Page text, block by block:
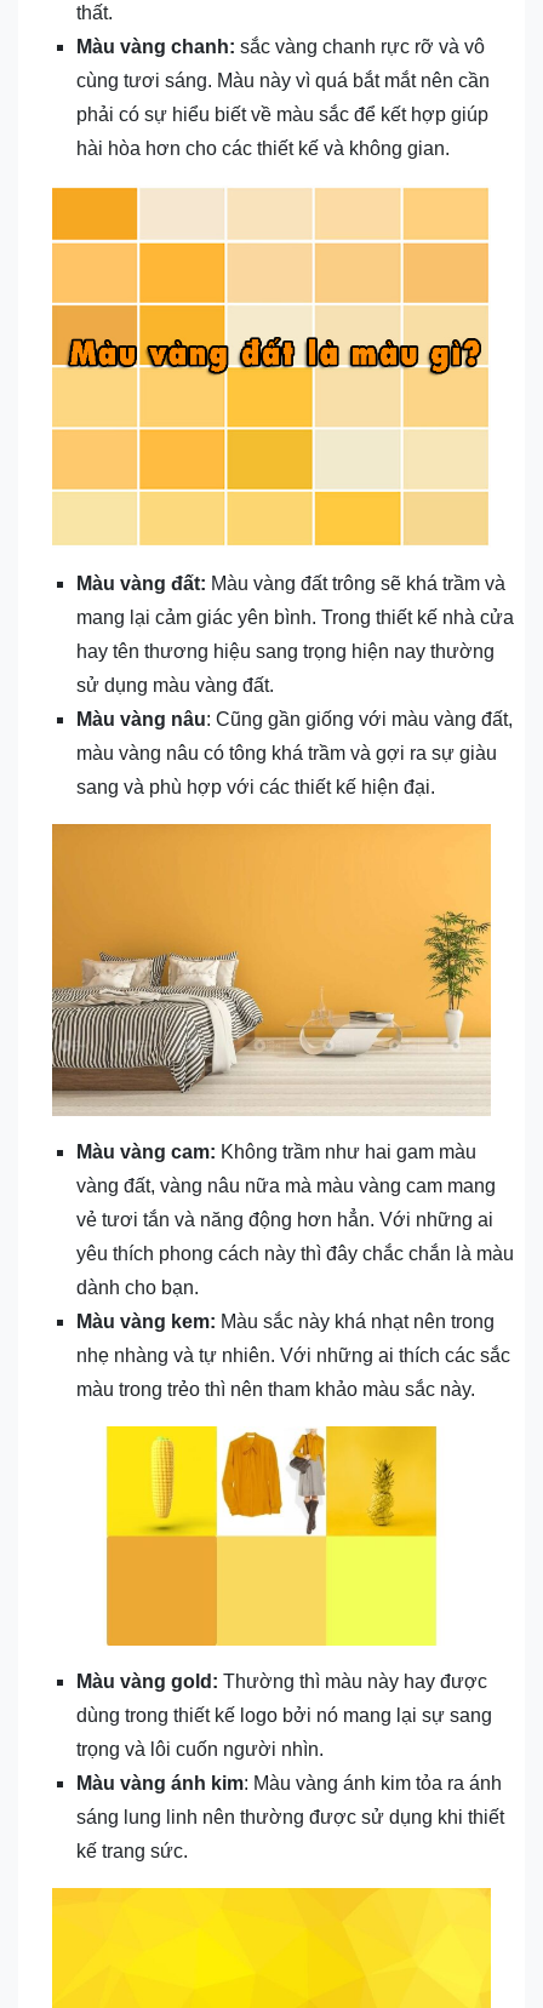
thất.
Màu vàng chanh: sắc vàng chanh rực rỡ và vô
cùng tươi sáng. Màu này vì quá bắt mắt nên cần
phải có sự hiểu biết về màu sắc để kết hợp giúp
hài hòa hơn cho các thiết kế và không gian.
Màu vàng đất: Màu vàng đất trông sẽ khá trầm và
mang lại cảm giác yên bình. Trong thiết kế nhà cửa
hay tên thương hiệu sang trọng hiện nay thường
sử dụng màu vàng đất.
Màu vàng nâu: Cũng gần giống với màu vàng đất,
màu vàng nâu có tông khá trầm và gợi ra sự giàu
sang và phù hợp với các thiết kế hiện đại.
Màu vàng cam: Không trầm như hai gam màu
vàng đất, vàng nâu nữa mà màu vàng cam mang
vẻ tươi tắn và năng động hơn hẳn. Với những ai
yêu thích phong cách này thì đây chắc chắn là màu
dành cho bạn.
Màu vàng kem: Màu sắc này khá nhạt nên trong
nhẹ nhàng và tự nhiên. Với những ai thích các sắc
màu trong trẻo thì nên tham khảo màu sắc này.
Màu vàng gold: Thường thì màu này hay được
dùng trong thiết kế logo bởi nó mang lại sự sang
trọng và lôi cuốn người nhìn.
Màu vàng ánh kim: Màu vàng ánh kim tỏa ra ánh
sáng lung linh nên thường được sử dụng khi thiết
kế trang sức.